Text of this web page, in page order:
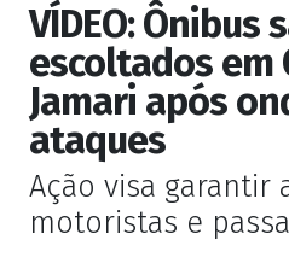
VÍDEO: Ônibus
escoltados em
Jamari após
ataques
Ação visa garantir
motoristas e